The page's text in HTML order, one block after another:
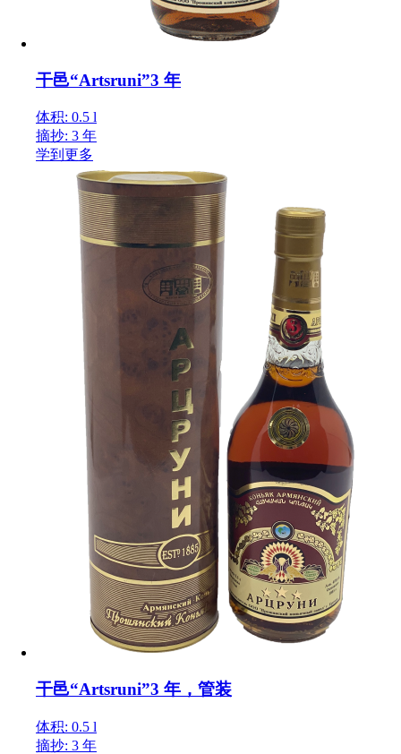
干邑“Artsruni”3 年
体积: 0.5 l
摘抄: 3 年
学到更多
干邑“Artsruni”3 年，管装
体积: 0.5 l
摘抄: 3 年